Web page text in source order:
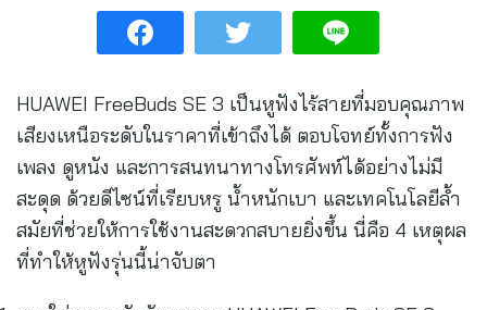
HUAWEI FreeBuds SE 3 เป็นหูฟังไร้สายที่มอบคุณภาพ
เสียงเหนือระดับในราคาที่เข้าถึงได้ ตอบโจทย์ทั้งการฟัง
เพลง ดูหนัง และการสนทนาทางโทรศัพท์ได้อย่างไม่มี
สะดุด ด้วยดีไซน์ที่เรียบหรู น้ำหนักเบา และเทคโนโลยีล้ำ
สมัยที่ช่วยให้การใช้งานสะดวกสบายยิ่งขึ้น นี่คือ 4 เหตุผล
ที่ทำให้หูฟังรุ่นนี้น่าจับตา